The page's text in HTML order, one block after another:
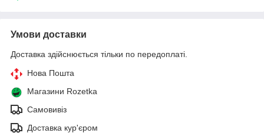
Умови доставки
Доставка здійснюється тільки по передоплаті.
Нова Пошта
Магазини Rozetka
Самовивіз
Доставка кур'єром